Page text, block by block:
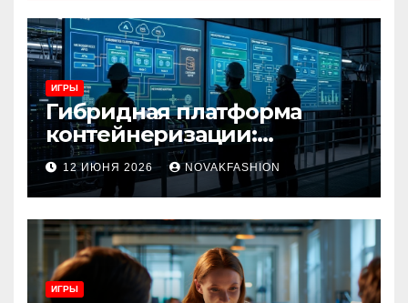
ИГРЫ
Гибридная платформа
контейнеризации:
архитектура, особенности
и сценарии использования
12 ИЮНЯ 2026 NOVAKFASHION
ИГРЫ